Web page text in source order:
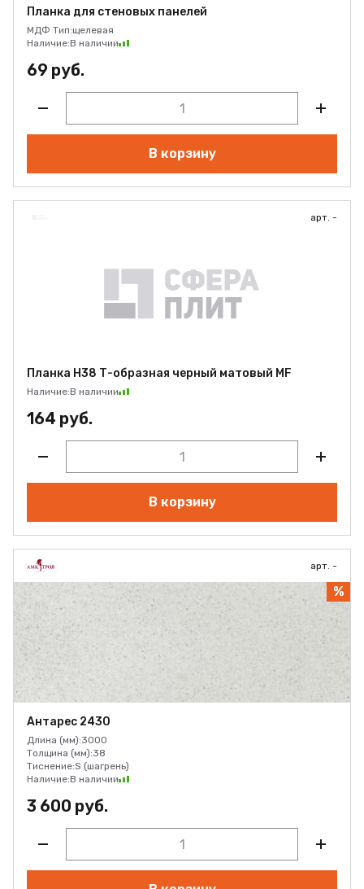
Планка для стеновых панелей
МДФ Тип:щелевая
Наличие:В наличии
69 руб.
В корзину
арт. -
Планка Н38 Т-образная черный матовый MF
Наличие:В наличии
164 руб.
В корзину
арт. -
%
Антарес 2430
Длина (мм):3000
Толщина (мм):38
Тиснение:S (шагрень)
Наличие:В наличии
3 600 руб.